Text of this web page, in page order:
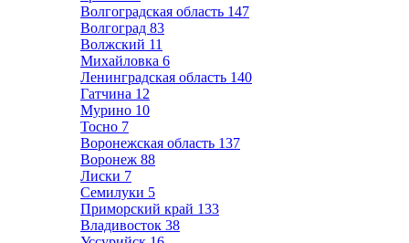
Волгоградская область 147
Волгоград 83
Волжский 11
Михайловка 6
Ленинградская область 140
Гатчина 12
Мурино 10
Тосно 7
Воронежская область 137
Воронеж 88
Лиски 7
Семилуки 5
Приморский край 133
Владивосток 38